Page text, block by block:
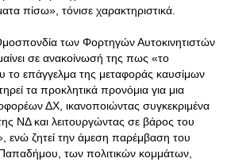
πίσω», τόνισε χαρακτηριστικά.
των Φορτηγών Αυτοκινητιστών
σε ανακοίνωσή της πως «το
το επάγγελμα της μεταφοράς καυσίμων
τα προκλητικά προνόμια για μια
ΔΧ, ικανοποιώντας συγκεκριμένα
ΝΔ και λειτουργώντας σε βάρος του
ενώ ζητεί την άμεση παρέμβαση του
των πολιτικών κομμάτων,